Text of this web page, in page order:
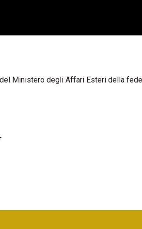
del Ministero degli Affari Esteri della